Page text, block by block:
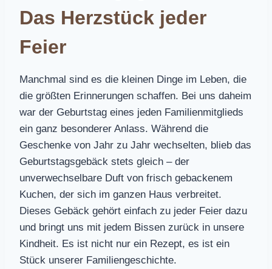
Das Herzstück jeder
Feier
Manchmal sind es die kleinen Dinge im Leben, die
die größten Erinnerungen schaffen. Bei uns daheim
war der Geburtstag eines jeden Familienmitglieds
ein ganz besonderer Anlass. Während die
Geschenke von Jahr zu Jahr wechselten, blieb das
Geburtstagsgebäck stets gleich – der
unverwechselbare Duft von frisch gebackenem
Kuchen, der sich im ganzen Haus verbreitet.
Dieses Gebäck gehört einfach zu jeder Feier dazu
und bringt uns mit jedem Bissen zurück in unsere
Kindheit. Es ist nicht nur ein Rezept, es ist ein
Stück unserer Familiengeschichte.